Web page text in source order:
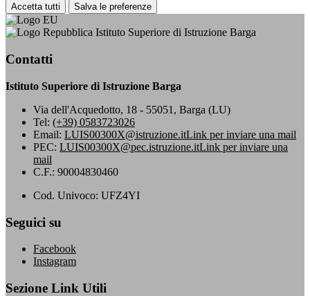
Accetta tutti Salva le preferenze
Istituto Superiore di Istruzione Barga
Contatti
Istituto Superiore di Istruzione Barga
Via dell'Acquedotto, 18 - 55051, Barga (LU)
Tel: (+39) 0583723026
Email: LUIS00300X@istruzione.itLink per inviare una mail
PEC: LUIS00300X@pec.istruzione.itLink per inviare una
mail
C.F.: 90004830460
Cod. Univoco: UFZ4YI
Seguici su
Facebook
Instagram
Sezione Link Utili